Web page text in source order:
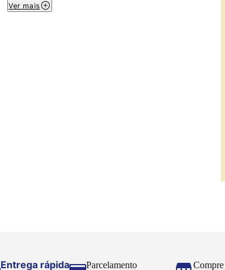
Ver mais
Entrega rápida
Parcelamento